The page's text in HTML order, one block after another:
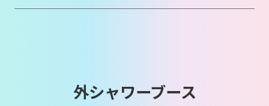
外シャワーブース